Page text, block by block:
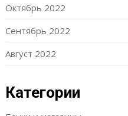
Октябрь 2022
Сентябрь 2022
Август 2022
Категории